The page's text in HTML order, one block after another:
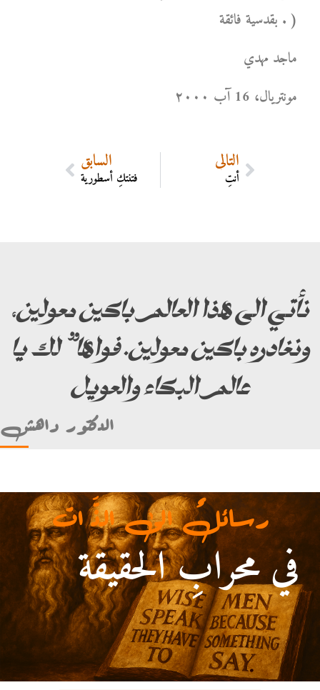
بقدسية فائقة . )
ماجد مهدي
مونتریال، 16 آب ۲۰۰۰
السابق
فتنتكِ أسطورية
التالي
أنتِ
نأتي الى هذا العالم باكين معولين،
ونغادره باكين معولين. فواها” لك يا
عالم البكاء والعويل
الدكتور داهش
في محرابِ الحقيقة
علي بن أبي طالب)
رسائلٌ الى الذَّ ات